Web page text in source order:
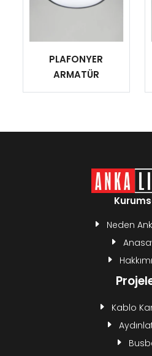
PLAFONYER
ARMATÜR
Neden
Kablo